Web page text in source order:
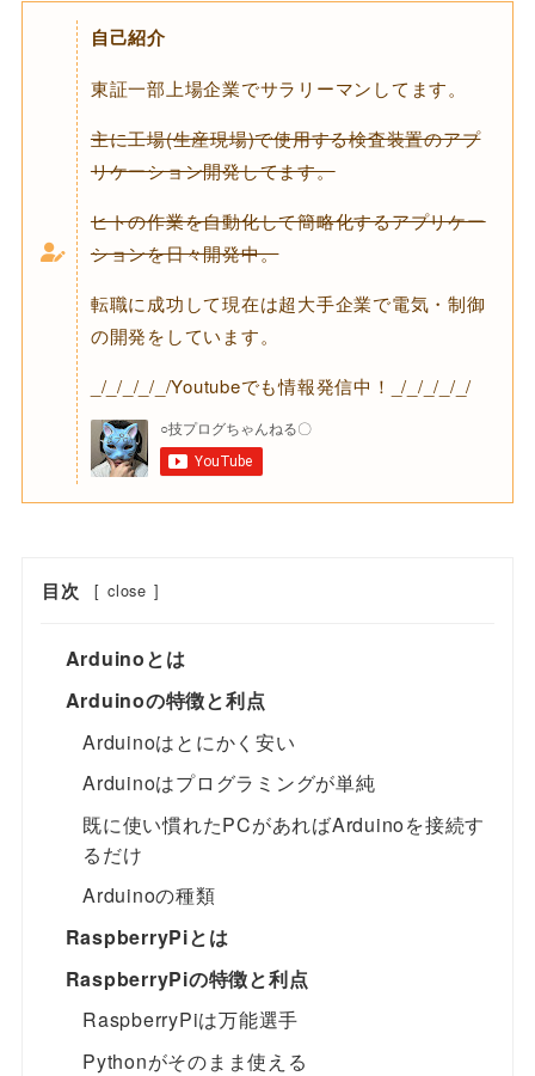
自己紹介
東証一部上場企業でサラリーマンしてます。
主に工場(生産現場)で使用する検査装置のアプ
リケーション開発してます。
ヒトの作業を自動化して簡略化するアプリケー
ションを日々開発中。
転職に成功して現在は超大手企業で電気・制御
の開発をしています。
_/_/_/_/_/Youtubeでも情報発信中！_/_/_/_/_/
目次 [ close ]
Arduinoとは
Arduinoの特徴と利点
Arduinoはとにかく安い
Arduinoはプログラミングが単純
既に使い慣れたPCがあればArduinoを接続す
るだけ
Arduinoの種類
RaspberryPiとは
RaspberryPiの特徴と利点
RaspberryPiは万能選手
Pythonがそのまま使える